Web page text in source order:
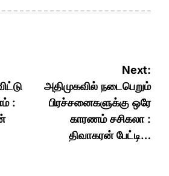
:
Next:
அதிமுகவில் நடைபெறும்
பிரச்சனைகளுக்கு ஒரே
காரணம் சசிகலா :
திவாகரன் பேட்டி…